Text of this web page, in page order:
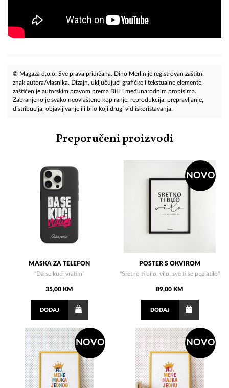
© Magaza d.o.o. Sve prava pridržana. Dino Merlin je registrovan zaštitni
znak autora/vlasnika. Dizajn, uključujući grafičke i tekstualne elemente,
zaštićen je autorskim pravom prema BiH i međunarodnim propisima.
Zabranjeno je svako neovlašteno kopiranje, reprodukcija, prepravljanje,
distribucija, objavljivanje ili bilo koji drugi vid iskorištavanja.
Preporučeni proizvodi
MASKA ZA TELEFON
"Da se kući vratim"
35,00 KM
DODAJ
NOVO
POSTER S OKVIROM
"Sretno ti bilo, vilo, sve ti se pozlatilo"
89,00 KM
DODAJ
NOVO NOVO